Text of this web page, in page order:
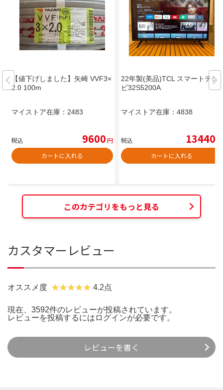
【値下げしました】矢崎 VVF3×
2.0 100m
マイストア在庫： 2483
税込 9600円
カートに入れる
22年製(美品)TCL スマートテレ
ビ32S5200A
マイストア在庫： 4838
税込 13440
カートに入れる
このカテゴリをもっと見る
カスタマーレビュー
オススメ度 4.2点
現在、3592件のレビューが投稿されています。
レビューを投稿するには ログインが必要です。
レビューを書く